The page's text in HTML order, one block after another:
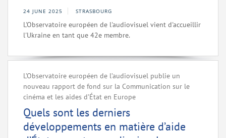
24 JUNE 2025 STRASBOURG
L'Observatoire européen de l'audiovisuel vient d'accueillir
l'Ukraine en tant que 42e membre.
L’Observatoire européen de l’audiovisuel publie un
nouveau rapport de fond sur la Communication sur le
cinéma et les aides d’État en Europe
Quels sont les derniers
développements en matière d’aide